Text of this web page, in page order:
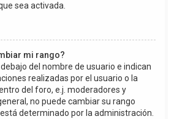
sea activada.
mi rango?
del nombre de usuario e indican
realizadas por el usuario o la
del foro, e.j. moderadores y
no puede cambiar su rango
determinado por la administración.